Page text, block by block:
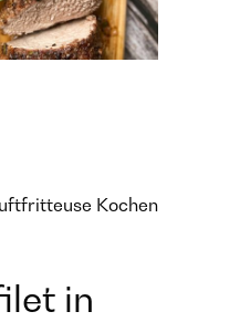
Kochen
in